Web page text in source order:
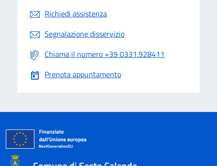
Richiedi assistenza
Segnalazione disservizio
Chiama il numero +39 0331.928411
Prenota appuntamento